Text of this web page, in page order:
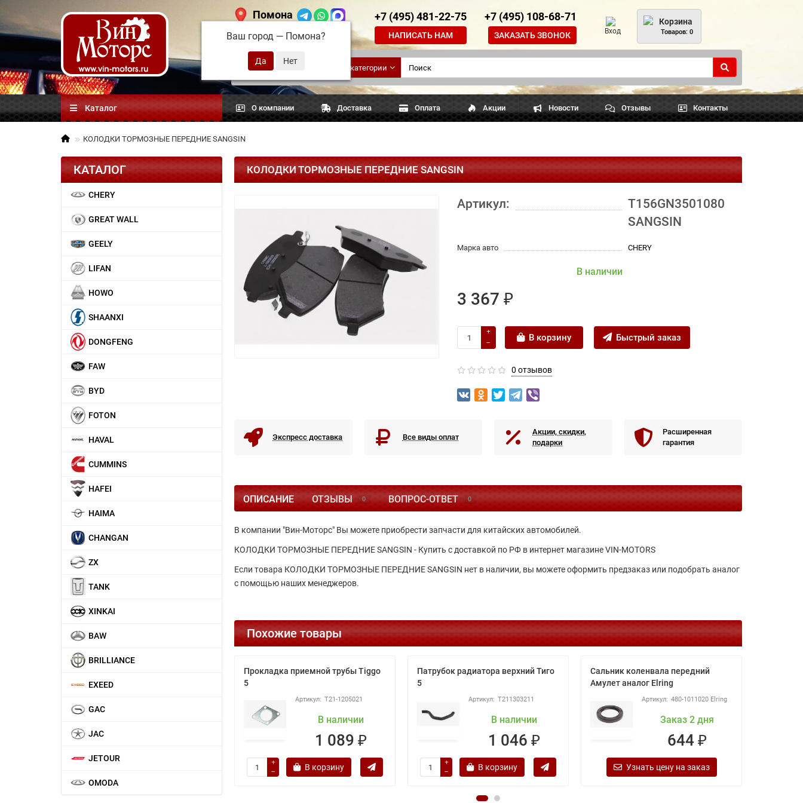
Помона
Ваш город — Помона?
+7 (495) 481-22-75
НАПИСАТЬ НАМ
+7 (495) 108-68-71
ЗАКАЗАТЬ ЗВОНОК Вход
Корзина
Товаров: 0
Китайские
автозапчасти
Все категории
Каталог О компании Доставка Оплата Акции Новости Отзывы Контакты
КОЛОДКИ ТОРМОЗНЫЕ ПЕРЕДНИЕ SANGSIN
КАТАЛОГ
CHERY
GREAT WALL
GEELY
LIFAN
HOWO
SHAANXI
DONGFENG
FAW
BYD
FOTON
HAVAL
CUMMINS
HAFEI
HAIMA
CHANGAN
ZX
TANK
XINKAI
BAW
BRILLIANCE
EXEED
GAC
JAC
JETOUR
OMODA
КОЛОДКИ ТОРМОЗНЫЕ ПЕРЕДНИЕ SANGSIN
Артикул:
T156GN3501080
SANGSIN
Марка авто CHERY
В наличии
3 367 ₽
В корзину Быстрый заказ
0 отзывов
Экспресс доставка Все виды оплат
Акции, скидки,
подарки
Расширенная
гарантия
ОПИСАНИЕ ОТЗЫВЫ 0 ВОПРОС-ОТВЕТ 0
В компании "Вин-Моторс" Вы можете приобрести запчасти для китайских автомобилей.
КОЛОДКИ ТОРМОЗНЫЕ ПЕРЕДНИЕ SANGSIN - Купить с доставкой по РФ в интернет магазине VIN-MOTORS
Если товара КОЛОДКИ ТОРМОЗНЫЕ ПЕРЕДНИЕ SANGSIN нет в наличии, вы можете оформить предзаказ или подобрать аналог
с помощью наших менеджеров.
Похожие товары
Прокладка приемной трубы Tiggo
5
T21-1205021
В наличии
1 089 ₽
В корзину
Патрубок радиатора верхний Тиго
5
T211303211
В наличии
1 046 ₽
В корзину
Сальник коленвала передний
Амулет аналог Elring
480-1011020 Elring
Заказ 2 дня
644 ₽
Узнать цену на заказ